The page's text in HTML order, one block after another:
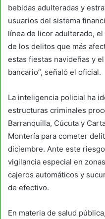
bebidas adulteradas y
usuarios del sistema
línea de licor adulterado,
de los delitos que más
estas fiestas navideñas y
bancario”, señaló el oficial.
La inteligencia policial ha
estructuras criminales
Barranquilla, Cúcuta y
Montería para cometer
diciembre. Ante este
vigilancia especial en
cajeros automáticos y
de efectivo.
En materia de salud